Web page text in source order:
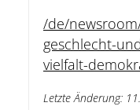
/de/
geschlecht-
vielfalt-
Letzte Änderung: